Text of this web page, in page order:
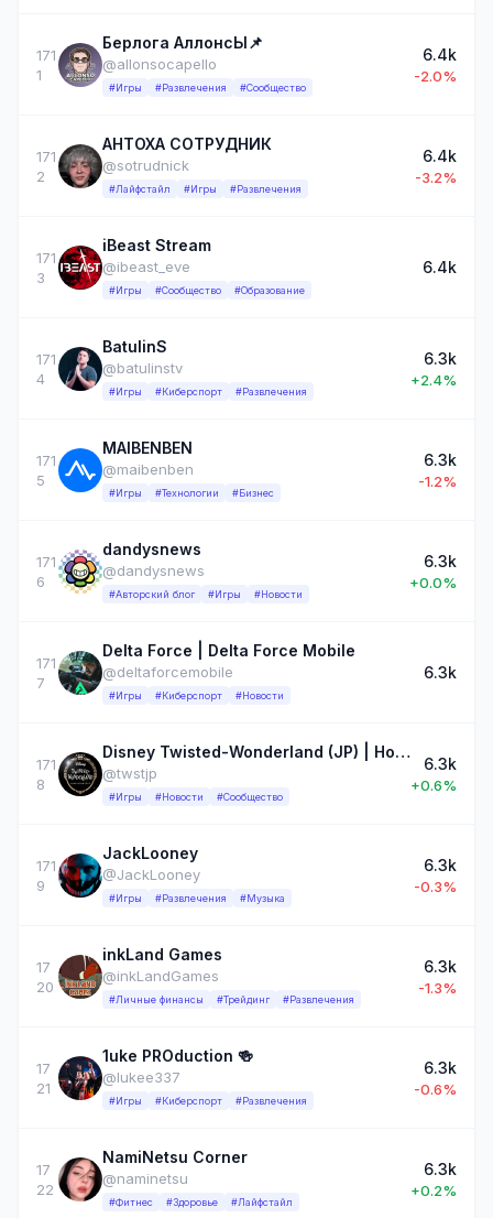
171
1
Берлога АллонсЫ📌
@allonsocapello
#Игры #Развлечения #Сообщество
6.4k
-2.0%
171
2
АНТОХА СОТРУДНИК
@sotrudnick
#Лайфстайл #Игры #Развлечения
6.4k
-3.2%
171
3
iBeast Stream
@ibeast_eve
#Игры #Сообщество #Образование
6.4k
171
4
BatulinS
@batulinstv
#Игры #Киберспорт #Развлечения
6.3k
+2.4%
171
5
MAIBENBEN
@maibenben
#Игры #Технологии #Бизнес
6.3k
-1.2%
171
6
dandysnews
@dandysnews
#Авторский блог #Игры #Новости
6.3k
+0.0%
171
7
Delta Force | Delta Force Mobile
@deltaforcemobile
#Игры #Киберспорт #Новости
6.3k
171
8
Disney Twisted-Wonderland (JP) | Новости и переводы
@twstjp
#Игры #Новости #Сообщество
6.3k
+0.6%
171
9
JackLooney
@JackLooney
#Игры #Развлечения #Музыка
6.3k
-0.3%
17
20
inkLand Games
@inkLandGames
#Личные финансы #Трейдинг #Развлечения
6.3k
-1.3%
17
21
1uke PROduction 🍻
@lukee337
#Игры #Киберспорт #Развлечения
6.3k
-0.6%
17
22
NamiNetsu Corner
@naminetsu
#Фитнес #Здоровье #Лайфстайл
6.3k
+0.2%